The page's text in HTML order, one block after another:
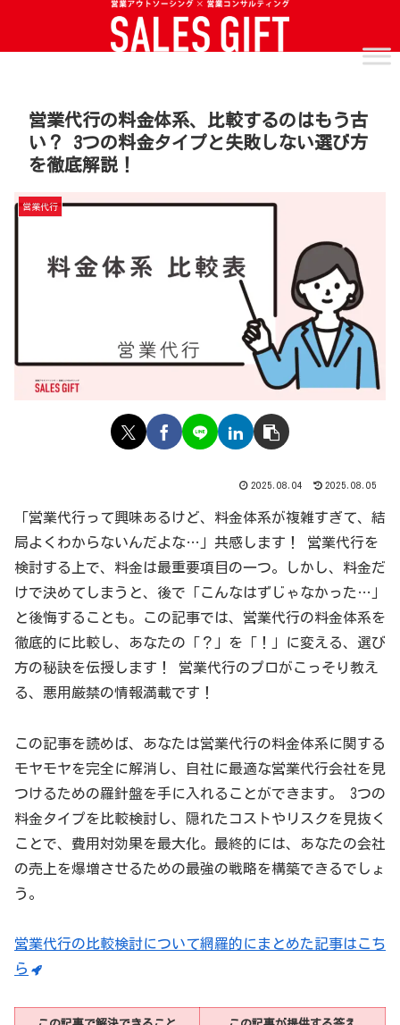
営業代行の料金体系、比較するのはもう古
い？ 3つの料金タイプと失敗しない選び方
を徹底解説！
営業代行
2025.08.04 2025.08.05
「営業代行って興味あるけど、料金体系が複雑すぎて、結
局よくわからないんだよな…」共感します！ 営業代行を
検討する上で、料金は最重要項目の一つ。しかし、料金だ
けで決めてしまうと、後で「こんなはずじゃなかった…」
と後悔することも。この記事では、営業代行の料金体系を
徹底的に比較し、あなたの「？」を「！」に変える、選び
方の秘訣を伝授します！ 営業代行のプロがこっそり教え
る、悪用厳禁の情報満載です！
この記事を読めば、あなたは営業代行の料金体系に関する
モヤモヤを完全に解消し、自社に最適な営業代行会社を見
つけるための羅針盤を手に入れることができます。 3つの
料金タイプを比較検討し、隠れたコストやリスクを見抜く
ことで、費用対効果を最大化。最終的には、あなたの会社
の売上を爆増させるための最強の戦略を構築できるでしょ
う。
営業代行の比較検討について網羅的にまとめた記事はこち
ら